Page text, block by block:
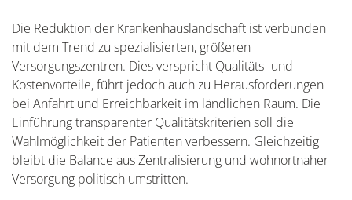
Die Reduktion der Krankenhauslandschaft ist verbunden
mit dem Trend zu spezialisierten, größeren
Versorgungszentren. Dies verspricht Qualitäts- und
Kostenvorteile, führt jedoch auch zu Herausforderungen
bei Anfahrt und Erreichbarkeit im ländlichen Raum. Die
Einführung transparenter Qualitätskriterien soll die
Wahlmöglichkeit der Patienten verbessern. Gleichzeitig
bleibt die Balance aus Zentralisierung und wohnortnaher
Versorgung politisch umstritten.